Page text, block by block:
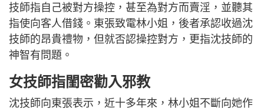
技師指自己被對方操控，甚至為對方而賣淫，並聽其
指使向客人借錢。東張致電林小姐，後者承認收過沈
技師的昂貴禮物，但就否認操控對方，更指沈技師的
神智有問題。
女技師指閨密勸入邪教
沈技師向東張表示，近十多年來，林小姐不斷向她作